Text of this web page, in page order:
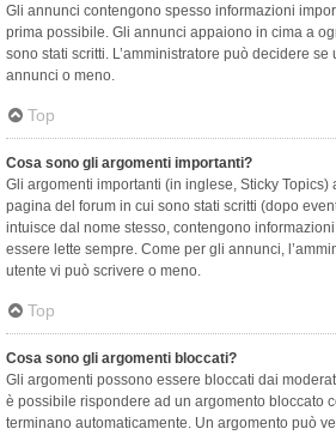
Gli annunci contengono spesso informazioni
prima possibile. Gli annunci appaiono in cima a
sono stati scritti. L’amministratore può decidere
annunci o meno.
Top
Cosa sono gli argomenti importanti?
Gli argomenti importanti (in inglese, Sticky
pagina del forum in cui sono stati scritti (dopo
intuisce dal nome stesso, contengono
essere lette sempre. Come per gli annunci,
utente vi può scrivere o meno.
Top
Cosa sono gli argomenti bloccati?
Gli argomenti possono essere bloccati dai
è possibile rispondere ad un argomento bloccato
terminano automaticamente. Un argomento può